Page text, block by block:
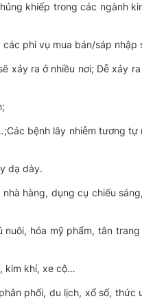
khiếp trong các ngành
phi vụ mua bán/sáp nhập
xảy ra ở nhiều nơi; Dễ xảy
bệnh lây nhiễm tương tự
dạ dày.
hàng, dụng cụ chiếu
hóa mỹ phẩm, tân
kim khí, xe cộ…
phối, du lịch, xổ số, thức